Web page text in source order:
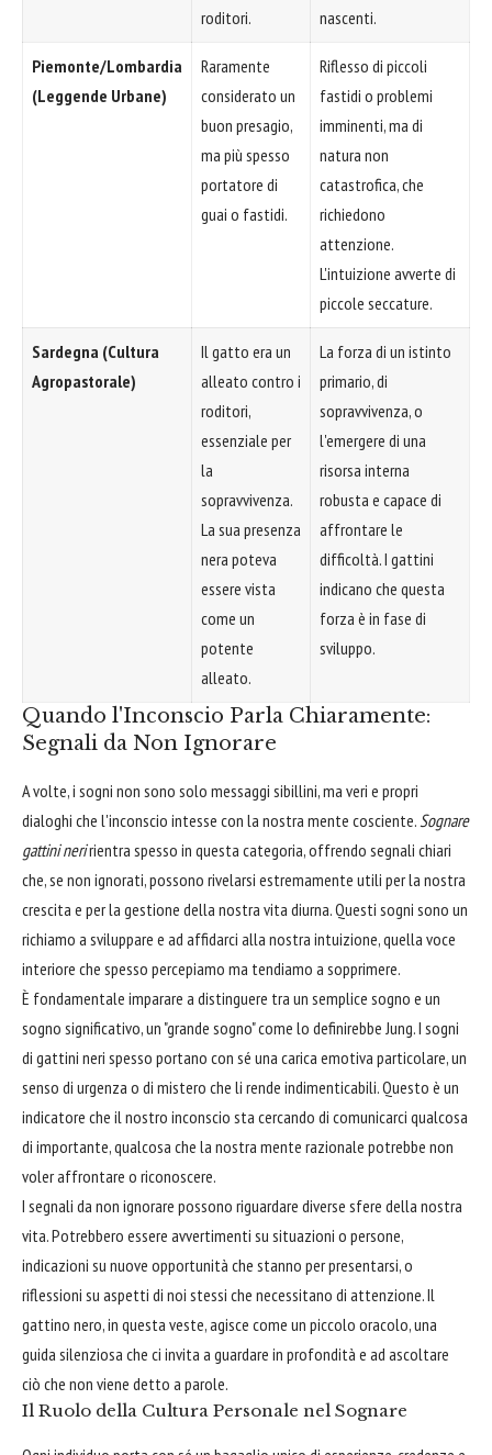
roditori. nascenti.
Piemonte/Lombardia
(Leggende Urbane)
Raramente
considerato un
buon presagio,
ma più spesso
portatore di
guai o fastidi.
Riflesso di piccoli
fastidi o problemi
imminenti, ma di
natura non
catastrofica, che
richiedono
attenzione.
L'intuizione avverte di
piccole seccature.
Sardegna (Cultura
Agropastorale)
Il gatto era un
alleato contro i
roditori,
essenziale per
la
sopravvivenza.
La sua presenza
nera poteva
essere vista
come un
potente
alleato.
La forza di un istinto
primario, di
sopravvivenza, o
l'emergere di una
risorsa interna
robusta e capace di
affrontare le
difficoltà. I gattini
indicano che questa
forza è in fase di
sviluppo.
Quando l'Inconscio Parla Chiaramente:
Segnali da Non Ignorare
A volte, i sogni non sono solo messaggi sibillini, ma veri e propri
dialoghi che l'inconscio intesse con la nostra mente cosciente. Sognare
gattini neririentra spesso in questa categoria, offrendo segnali chiari
che, se non ignorati, possono rivelarsi estremamente utili per la nostra
crescita e per la gestione della nostra vita diurna. Questi sogni sono un
richiamo a sviluppare e ad affidarci alla nostra intuizione, quella voce
interiore che spesso percepiamo ma tendiamo a sopprimere.
È fondamentale imparare a distinguere tra un semplice sogno e un
sogno significativo, un "grande sogno" come lo definirebbe Jung. I sogni
di gattini neri spesso portano con sé una carica emotiva particolare, un
senso di urgenza o di mistero che li rende indimenticabili. Questo è un
indicatore che il nostro inconscio sta cercando di comunicarci qualcosa
di importante, qualcosa che la nostra mente razionale potrebbe non
voler affrontare o riconoscere.
I segnali da non ignorare possono riguardare diverse sfere della nostra
vita. Potrebbero essere avvertimenti su situazioni o persone,
indicazioni su nuove opportunità che stanno per presentarsi, o
riflessioni su aspetti di noi stessi che necessitano di attenzione. Il
gattino nero, in questa veste, agisce come un piccolo oracolo, una
guida silenziosa che ci invita a guardare in profondità e ad ascoltare
ciò che non viene detto a parole.
Il Ruolo della Cultura Personale nel Sognare